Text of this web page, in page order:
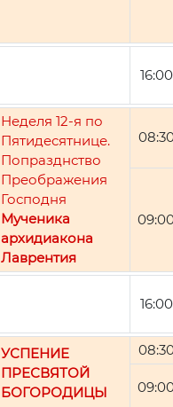
16:00
Неделя 12-я по
Пятидесятнице.
Попразднство
Преображения
Господня
Мученика
архидиакона
Лаврентия
16:00
УСПЕНИЕ
ПРЕСВЯТОЙ
БОГОРОДИЦЫ